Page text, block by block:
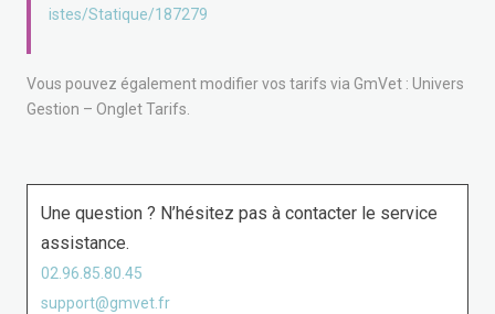
istes/Statique/187279
Vous pouvez également modifier vos tarifs via GmVet : Univers
Gestion – Onglet Tarifs.
Une question ? N’hésitez pas à contacter le service
assistance.
02.96.85.80.45
support@gmvet.fr